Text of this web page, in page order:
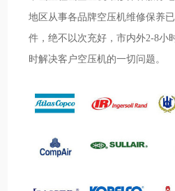
地区从事各品牌空压机维修保养
件，绝不以次充好，市内外2-8小
时解决客户空压机的一切问题。